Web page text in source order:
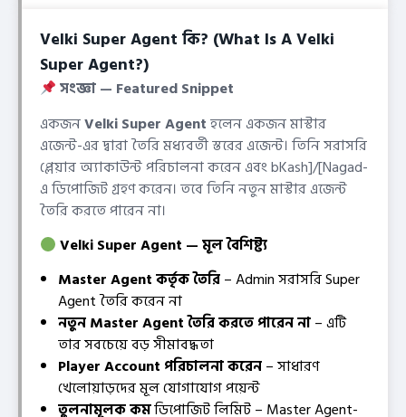
Velki Super Agent কি? (What Is A Velki
Super Agent?)
সংজ্ঞা — Featured Snippet
একজনVelki Super Agentহলেন একজন মাস্টার
এজেন্ট-এর দ্বারা তৈরি মধ্যবর্তী স্তরের এজেন্ট। তিনি সরাসরি
প্লেয়ার অ্যাকাউন্ট পরিচালনা করেন এবং bKash]/[Nagad-
এ ডিপোজিট গ্রহণ করেন। তবে তিনি নতুন মাস্টার এজেন্ট
তৈরি করতে পারেন না।
Velki Super Agent — মূল বৈশিষ্ট্য
Master Agent কর্তৃক তৈরি– Admin সরাসরি Super
Agent তৈরি করেন না
নতুন Master Agent তৈরি করতে পারেন না– এটি
তার সবচেয়ে বড় সীমাবদ্ধতা
Player Account পরিচালনা করেন– সাধারণ
খেলোয়াড়দের মূল যোগাযোগ পয়েন্ট
তুলনামূলক কমডিপোজিট লিমিট – Master Agent-